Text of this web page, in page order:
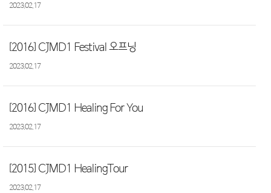
2023.02.17
[2016] CJMD1 Festival 오프닝
2023.02.17
[2016] CJMD1 Healing For You
2023.02.17
[2015] CJMD1 HealingTour
2023.02.17